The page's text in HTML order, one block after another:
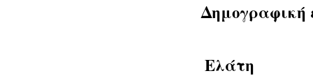
Δημογραφική
Ελάτη